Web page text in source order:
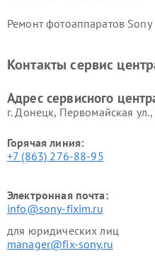
Ремонт фотоаппаратов Sony
Контакты сервис
Адрес сервисного
г. Донецк, Первомайская ул.,
Горячая линия:
+7 (863) 276-88-95
Электронная почта:
info@sony-fixim.ru
для юридических лиц
manager@fix-sony.ru